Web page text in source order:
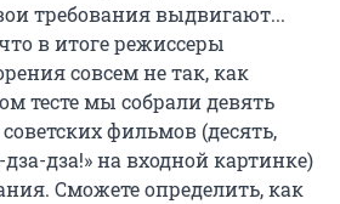
требования выдвигают...
в итоге режиссеры
совсем не так, как
тесте мы собрали девять
фильмов (десять,
дза!» на входной картинке)
Сможете определить, как